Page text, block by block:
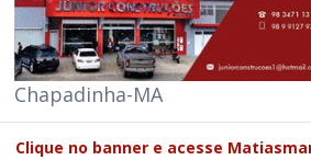
Chapadinha-MA
Clique no banner e acesse